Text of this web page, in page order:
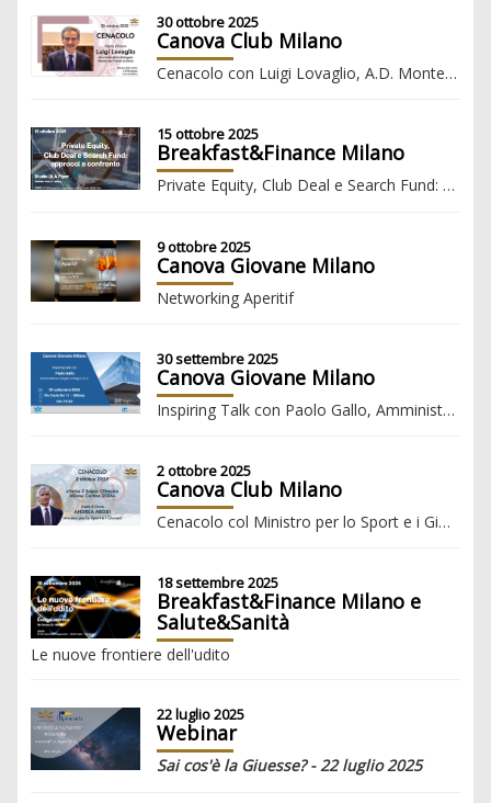
30 ottobre 2025
Canova Club Milano
Cenacolo con Luigi Lovaglio, A.D. Monte dei Paschi di Siena
15 ottobre 2025
Breakfast&Finance Milano
Private Equity, Club Deal e Search Fund: approcci a confronto
9 ottobre 2025
Canova Giovane Milano
Networking Aperitif
30 settembre 2025
Canova Giovane Milano
Inspiring Talk con Paolo Gallo, Amministratore Delegato di Italgas S.p.A.
2 ottobre 2025
Canova Club Milano
Cenacolo col Ministro per lo Sport e i Giovani, Andrea Abodi - "Verso il Sogno Olimpico: Milano Cortina 2026 "
18 settembre 2025
Breakfast&Finance Milano e
Salute&Sanità
Le nuove frontiere dell'udito
22 luglio 2025
Webinar
Sai cos'è la Giuesse? - 22 luglio 2025